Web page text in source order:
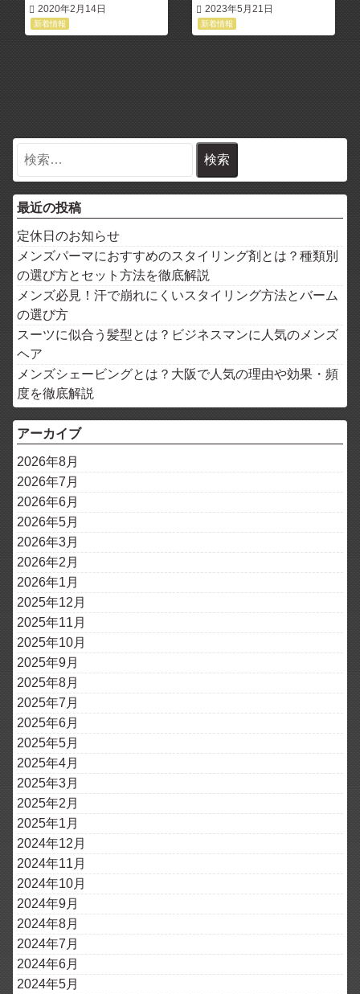
REGALO》
2020年2月14日
新着情報
2023年5月21日
新着情報
最近の投稿
定休日のお知らせ
メンズパーマにおすすめのスタイリング剤とは？種類別
の選び方とセット方法を徹底解説
メンズ必見！汗で崩れにくいスタイリング方法とバーム
の選び方
スーツに似合う髪型とは？ビジネスマンに人気のメンズ
ヘア
メンズシェービングとは？大阪で人気の理由や効果・頻
度を徹底解説
アーカイブ
2026年8月
2026年7月
2026年6月
2026年5月
2026年3月
2026年2月
2026年1月
2025年12月
2025年11月
2025年10月
2025年9月
2025年8月
2025年7月
2025年6月
2025年5月
2025年4月
2025年3月
2025年2月
2025年1月
2024年12月
2024年11月
2024年10月
2024年9月
2024年8月
2024年7月
2024年6月
2024年5月